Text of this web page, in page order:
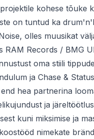
kohese tõuke
on tuntud ka
olles muusikat
RAM Records / BMG
oma stiili
ja Chase &
hea partnerina
ja
kuni miksimise ja
nimekate